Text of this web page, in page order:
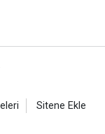
Sitene Ekle